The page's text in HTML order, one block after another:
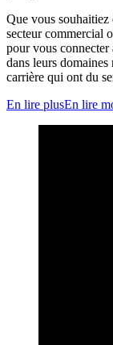
Que vous souhaitiez
secteur commercial
pour vous
dans leurs
carrière qui ont du
En lire plusEn lire